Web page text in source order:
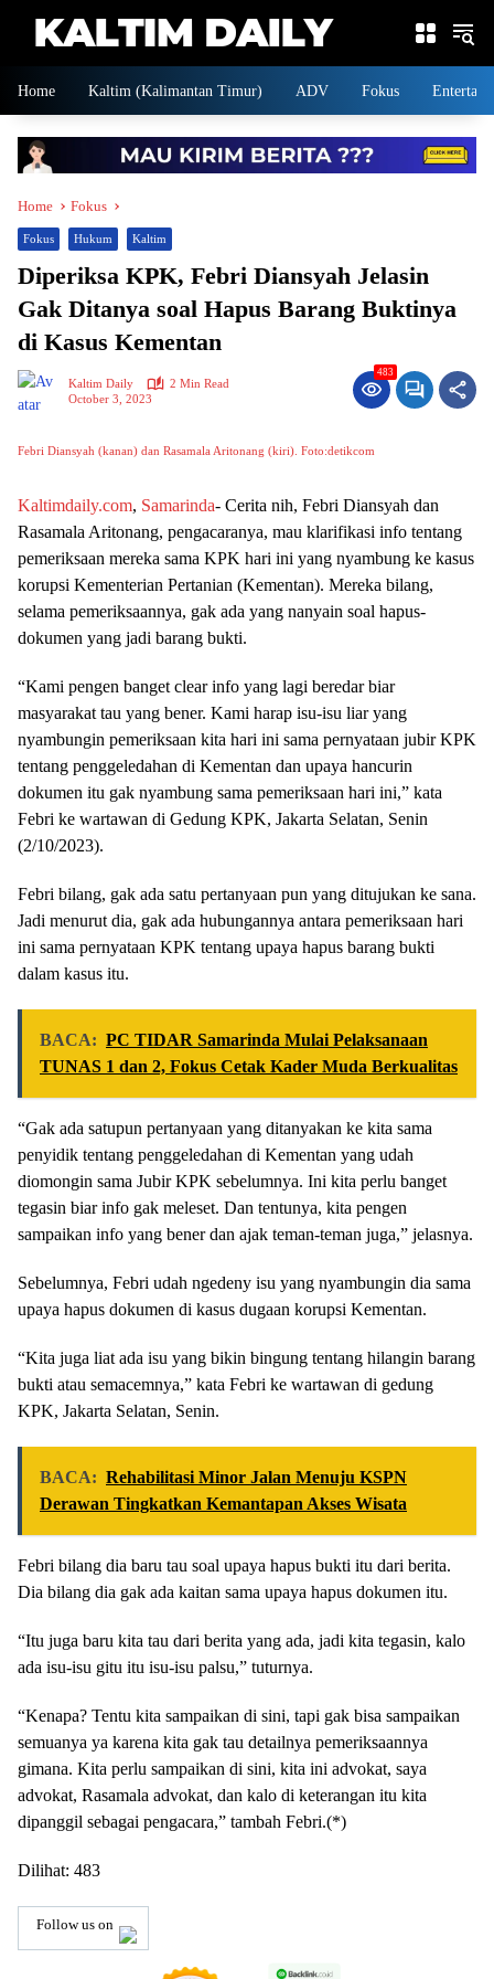
Home Kaltim (Kalimantan Timur) ADV Fokus Entertain
Home Fokus
Fokus Hukum Kaltim
Diperiksa KPK, Febri Diansyah Jelasin
Gak Ditanya soal Hapus Barang Buktinya
di Kasus Kementan
Kaltim Daily
2 Min Read
October 3, 2023
483
Febri Diansyah (kanan) dan Rasamala Aritonang (kiri). Foto:detikcom
Kaltimdaily.com, Samarinda- Cerita nih, Febri Diansyah dan
Rasamala Aritonang, pengacaranya, mau klarifikasi info tentang
pemeriksaan mereka sama KPK hari ini yang nyambung ke kasus
korupsi Kementerian Pertanian (Kementan). Mereka bilang,
selama pemeriksaannya, gak ada yang nanyain soal hapus-
dokumen yang jadi barang bukti.
“Kami pengen banget clear info yang lagi beredar biar
masyarakat tau yang bener. Kami harap isu-isu liar yang
nyambungin pemeriksaan kita hari ini sama pernyataan jubir KPK
tentang penggeledahan di Kementan dan upaya hancurin
dokumen itu gak nyambung sama pemeriksaan hari ini,” kata
Febri ke wartawan di Gedung KPK, Jakarta Selatan, Senin
(2/10/2023).
Febri bilang, gak ada satu pertanyaan pun yang ditujukan ke sana.
Jadi menurut dia, gak ada hubungannya antara pemeriksaan hari
ini sama pernyataan KPK tentang upaya hapus barang bukti
dalam kasus itu.
BACA: PC TIDAR Samarinda Mulai Pelaksanaan
TUNAS 1 dan 2, Fokus Cetak Kader Muda Berkualitas
“Gak ada satupun pertanyaan yang ditanyakan ke kita sama
penyidik tentang penggeledahan di Kementan yang udah
diomongin sama Jubir KPK sebelumnya. Ini kita perlu banget
tegasin biar info gak meleset. Dan tentunya, kita pengen
sampaikan info yang bener dan ajak teman-teman juga,” jelasnya.
Sebelumnya, Febri udah ngedeny isu yang nyambungin dia sama
upaya hapus dokumen di kasus dugaan korupsi Kementan.
“Kita juga liat ada isu yang bikin bingung tentang hilangin barang
bukti atau semacemnya,” kata Febri ke wartawan di gedung
KPK, Jakarta Selatan, Senin.
BACA: Rehabilitasi Minor Jalan Menuju KSPN
Derawan Tingkatkan Kemantapan Akses Wisata
Febri bilang dia baru tau soal upaya hapus bukti itu dari berita.
Dia bilang dia gak ada kaitan sama upaya hapus dokumen itu.
“Itu juga baru kita tau dari berita yang ada, jadi kita tegasin, kalo
ada isu-isu gitu itu isu-isu palsu,” tuturnya.
“Kenapa? Tentu kita sampaikan di sini, tapi gak bisa sampaikan
semuanya ya karena kita gak tau detailnya pemeriksaannya
gimana. Kita perlu sampaikan di sini, kita ini advokat, saya
advokat, Rasamala advokat, dan kalo di keterangan itu kita
dipanggil sebagai pengacara,” tambah Febri.(*)
Dilihat: 483
Follow us on